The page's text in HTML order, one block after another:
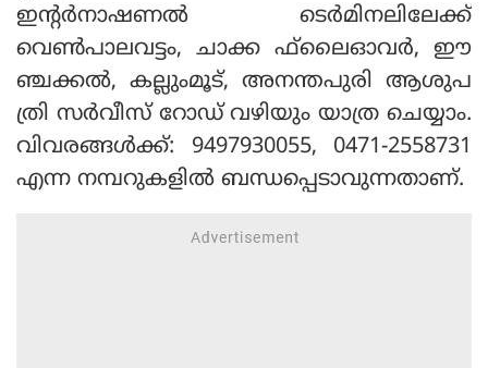
ഇന്റര്‍നാഷണല്‍ ടെര്‍മിനലിലേക്ക്
വെണ്‍പാലവട്ടം, ചാക്ക ഫ്‌ലൈഓവര്‍, ഈ
ഞ്ചക്കല്‍, കല്ലുംമൂട്, അനന്തപുരി ആശുപ
ത്രി സര്‍വീസ് റോഡ് വഴിയും യാത്ര ചെയ്യാം.
വിവരങ്ങള്‍ക്ക്: 9497930055, 0471-2558731
എന്ന നമ്പറുകളില്‍ ബന്ധപ്പെടാവുന്നതാണ്.